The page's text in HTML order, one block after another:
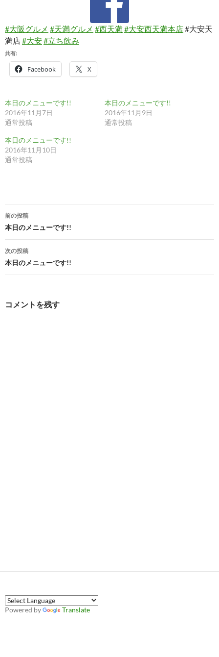
#大阪グルメ #天満グルメ #西天満#大安西天満本店#大安天
満店#大安#立ち飲み
共有:
Facebook X
本日のメニューです!!
2016年11月7日
通常投稿
本日のメニューです!!
2016年11月9日
通常投稿
本日のメニューです!!
2016年11月10日
通常投稿
投
稿
ナ
ビ
ゲ
前の投稿
本日のメニューです!!
次の投稿
本日のメニューです!!
コメントを残す
Powered by Translate